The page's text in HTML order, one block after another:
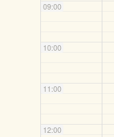
09:00
10:00
11:00
12:00